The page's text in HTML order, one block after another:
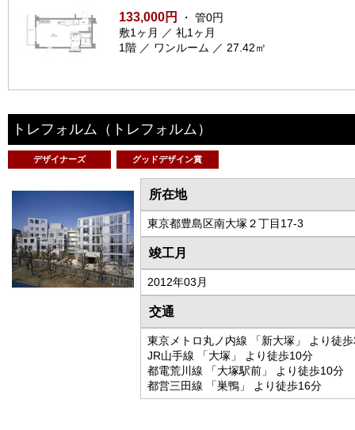
133,000円
・ 管0円
敷1ヶ月 ／ 礼1ヶ月
1階 ／ ワンルーム ／ 27.42㎡
トレフォルム （トレフォルム）
デザイナーズ グッドデザイン賞
所在地
東京都豊島区南大塚２丁目17-3
竣工月
2012年03月
交通
東京メトロ丸ノ内線 「新大塚」 より徒
JR山手線 「大塚」 より徒歩10分
都電荒川線 「大塚駅前」 より徒歩10分
都営三田線 「巣鴨」 より徒歩16分